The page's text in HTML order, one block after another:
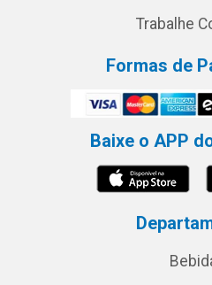
Trabalhe
Formas de
Baixe o APP